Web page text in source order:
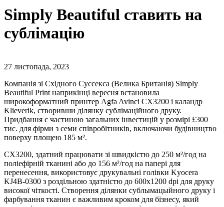
Simply Beautiful ставить на
сублімацію
27 листопада, 2023
Компанія зі Східного Суссекса (Велика Британія) Simply
Beautiful Print наприкінці вересня встановила
широкоформатний принтер Agfa Avinci CX3200 і каландр
Klieverik, створивши ділянку сублімаційного друку.
Придбання є частиною загальних інвестицій у розмірі £300
тис. для фірми з семи співробітників, включаючи будівництво
поверху площею 185 м².
CX3200, здатний працювати зі швидкістю до 250 м²/год на
поліефірній тканині або до 156 м²/год на папері для
перенесення, використовує друкувальні голівки Kyocera
KJ4B-0300 з роздільною здатністю до 600x1200 dpi для друку
високої чіткості. Створення ділянки сублымацыйного друку і
фарбування тканин є важливим кроком для бізнесу, який